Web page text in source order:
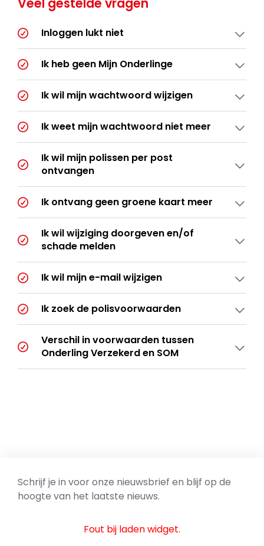
Inloggen lukt niet
Ik heb geen Mijn Onderlinge
Ik wil mijn wachtwoord wijzigen
Ik weet mijn wachtwoord niet meer
Ik wil mijn polissen per post
ontvangen
Ik ontvang geen groene kaart meer
Ik wil wijziging doorgeven en/of
schade melden
Ik wil mijn e-mail wijzigen
Ik zoek de polisvoorwaarden
Verschil in voorwaarden tussen
Onderling Verzekerd en SOM
Schrijf je in voor onze nieuwsbrief en blijf op de
hoogte van het laatste nieuws.
Fout bij laden widget.